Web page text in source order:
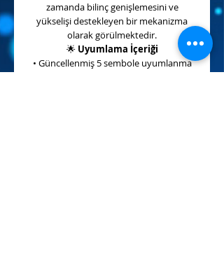
zamanda bilinç genişlemesini ve
yükselişi destekleyen bir mekanizma
olarak görülmektedir.
🌟 Uyumlama İçeriği
• Güncellenmiş 5 sembole uyumlanma